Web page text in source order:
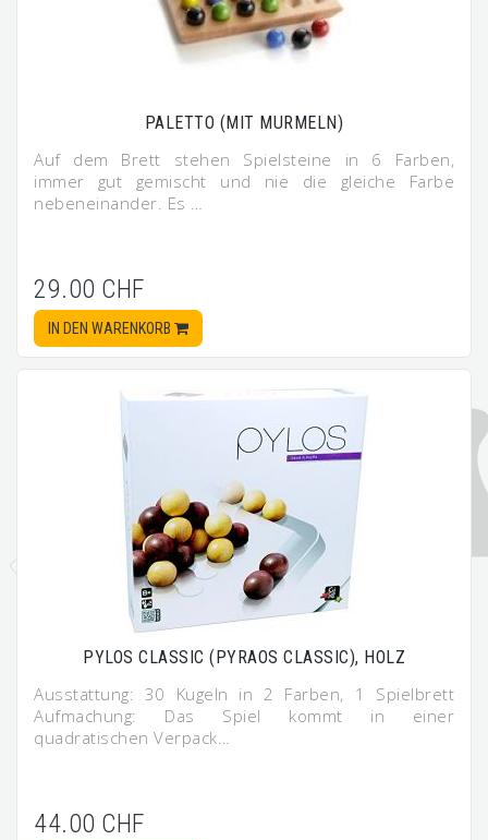
PALETTO (MIT MURMELN)
Auf dem Brett stehen Spielsteine in 6 Farben,
immer gut gemischt und nie die gleiche Farbe
nebeneinander. Es …
29.00 CHF
IN DEN WARENKORB
PYLOS CLASSIC (PYRAOS CLASSIC), HOLZ
Ausstattung: 30 Kugeln in 2 Farben, 1 Spielbrett
Aufmachung: Das Spiel kommt in einer
quadratischen Verpack…
44.00 CHF